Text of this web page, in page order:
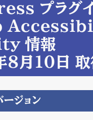
プラグ
情報
8月10日 取
ジョン